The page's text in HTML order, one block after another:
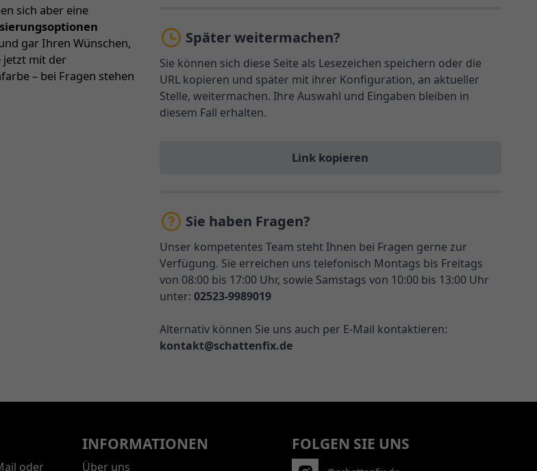
sich aber eine
gar Ihren Wünschen,
jetzt mit der
– bei Fragen stehen
Später weitermachen?
Sie können sich diese Seite als Lesezeichen speichern oder die
URL kopieren und später mit ihrer Konfiguration, an aktueller
Stelle, weitermachen. Ihre Auswahl und Eingaben bleiben in
diesem Fall erhalten.
Link kopieren
Sie haben Fragen?
Unser kompetentes Team steht Ihnen bei Fragen gerne zur
Verfügung. Sie erreichen uns telefonisch Montags bis Freitags
von 08:00 bis 17:00 Uhr, sowie Samstags von 10:00 bis 13:00 Uhr
unter: 02523-9989019
Alternativ können Sie uns auch per E-Mail kontaktieren:
kontakt@schattenfix.de
oder
INFORMATIONEN
Über uns
FOLGEN SIE UNS